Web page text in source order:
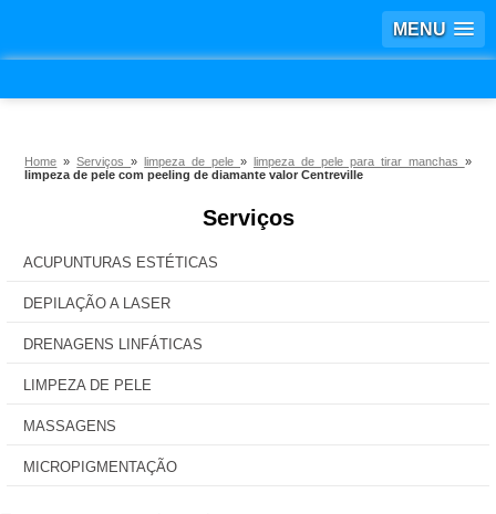
MENU
Home »Serviços»limpeza de pele» limpeza de pele para tirar manchas »
limpeza de pele com peeling de diamante valor Centreville
Serviços
ACUPUNTURAS ESTÉTICAS
DEPILAÇÃO A LASER
DRENAGENS LINFÁTICAS
LIMPEZA DE PELE
MASSAGENS
MICROPIGMENTAÇÃO